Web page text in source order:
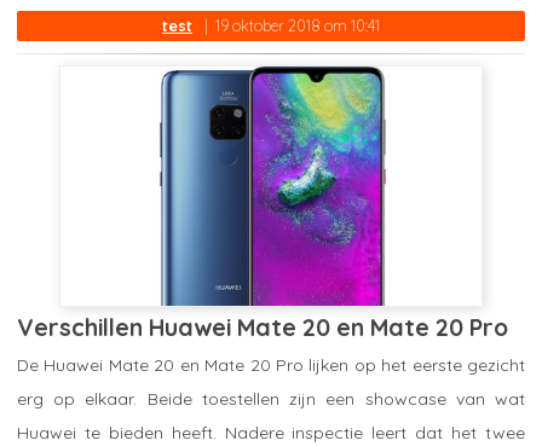
test 19 oktober 2018 om 10:41
Verschillen Huawei Mate 20 en Mate 20 Pro
De Huawei Mate 20 en Mate 20 Pro lijken op het eerste gezicht
erg op elkaar. Beide toestellen zijn een showcase van wat
Huawei te bieden heeft. Nadere inspectie leert dat het twee